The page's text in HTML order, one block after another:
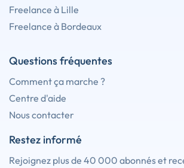
Freelance à Lille
Freelance à Bordeaux
Questions fréquentes
Comment ça marche ?
Centre d'aide
Nous contacter
Restez informé
Rejoignez plus de 40 000 abonnés et